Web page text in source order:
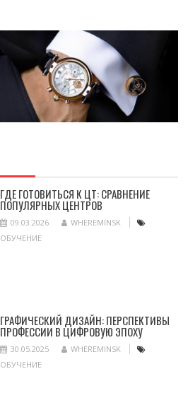
ГДЕ ГОТОВИТЬСЯ К ЦТ: СРАВНЕНИЕ
ПОПУЛЯРНЫХ ЦЕНТРОВ
09.03.2026
WHEREMINSK
ОБУЧЕНИЕ
ГРАФИЧЕСКИЙ ДИЗАЙН: ПЕРСПЕКТИВЫ
ПРОФЕССИИ В ЦИФРОВУЮ ЭПОХУ
30.05.2025
WHEREMINSK
ОБУЧЕНИЕ